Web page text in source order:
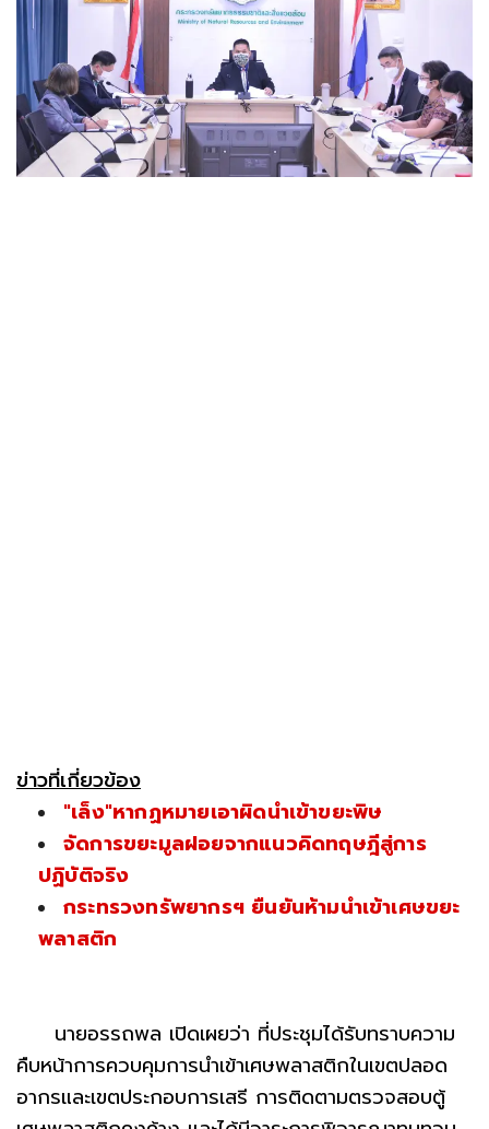
ข่าวที่เกี่ยวข้อง
"เล็ง"หากฏหมายเอาผิดนำเข้าขยะพิษ
จัดการขยะมูลฝอยจากแนวคิดทฤษฎีสู่การ
ปฏิบัติจริง
กระทรวงทรัพยากรฯ ยืนยันห้ามนำเข้าเศษขยะ
พลาสติก
นายอรรถพล เปิดเผยว่า ที่ประชุมได้รับทราบความ
คืบหน้าการควบคุมการนำเข้าเศษพลาสติกในเขตปลอด
อากรและเขตประกอบการเสรี การติดตามตรวจสอบตู้